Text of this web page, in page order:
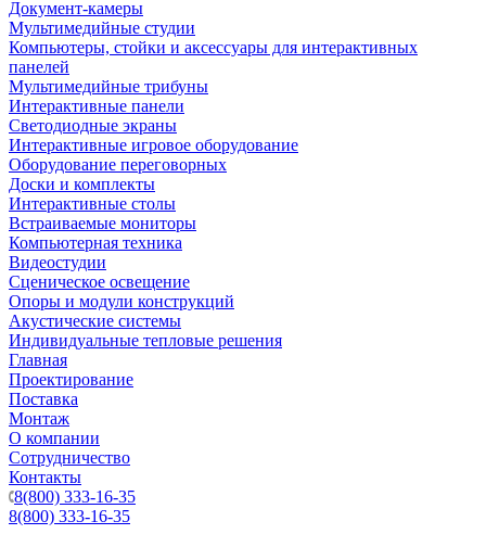
Документ-камеры
Мультимедийные студии
Компьютеры, стойки и аксессуары для интерактивных
панелей
Мультимедийные трибуны
Интерактивные панели
Светодиодные экраны
Интерактивные игровое оборудование
Оборудование переговорных
Доски и комплекты
Интерактивные столы
Встраиваемые мониторы
Компьютерная техника
Видеостудии
Cценическое освещение
Опоры и модули конструкций
Акустические системы
Индивидуальные тепловые решения
Главная
Проектирование
Поставка
Монтаж
О компании
Сотрудничество
Контакты
8(800) 333-16-35
8(800) 333-16-35